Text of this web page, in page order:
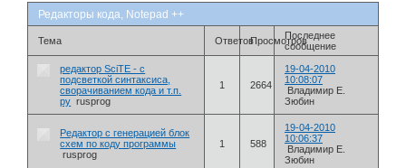
Редакторы кода, Notepad ++
Тема ОтветовПросмотровПоследнее
сообщение
редактор SciTE - с
подсветкой синтаксиса,
сворачиванием кода и т.п.
ру rusprog
1 2664
19-04-2010
10:08:07
Владимир Е.
Зюбин
Редактор с генерацией блок
схем по коду программы
rusprog
1 588
19-04-2010
10:06:37
Владимир Е.
Зюбин